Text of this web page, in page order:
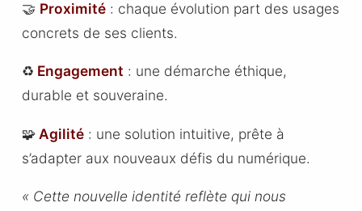
🤝 Proximité: chaque évolution part des usages
concrets de ses clients.
♻️ Engagement : une démarche éthique,
durable et souveraine.
🧩Agilité: une solution intuitive, prête à
s’adapter aux nouveaux défis du numérique.
« Cette nouvelle identité reflète qui nous